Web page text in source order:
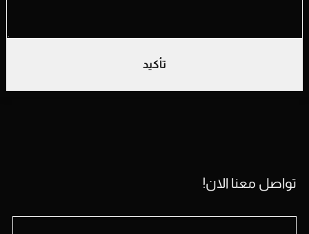
تأكيد
تواصل معنا الان!